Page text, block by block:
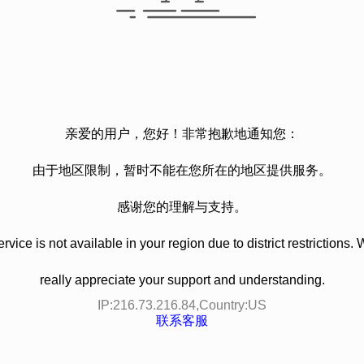
亲爱的用户，您好！非常抱歉地通知您：
由于地区限制，暂时不能在您所在的地区提供服务。
感谢您的理解与支持。
is not available in your region due to district restrictions.
really appreciate your support and understanding.
IP:216.73.216.84,Country:US
联系客服